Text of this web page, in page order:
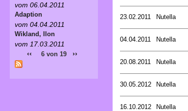
23.02.2011 Nutella
04.04.2011 Nutella
20.08.2011 Nutella
30.05.2012 Nutella
16.10.2012 Nutella
vom 06.04.2011
Adaption
vom 04.04.2011
Wikland, Ilon
vom 17.03.2011
‹‹ 6 von 19 ››